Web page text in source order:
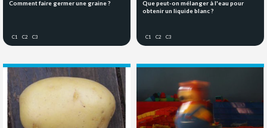
Comment faire germer une graine ?
C1 C2 C3
Que peut-on mélanger à l'eau pour
obtenir un liquide blanc ?
C1 C2 C3